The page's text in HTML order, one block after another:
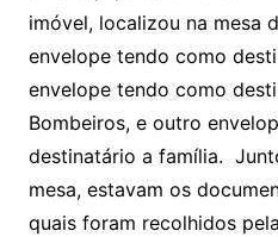
imóvel, localizou na mesa
envelope tendo como
envelope tendo como
Bombeiros, e outro
destinatário a família.
mesa, estavam os
quais foram recolhidos